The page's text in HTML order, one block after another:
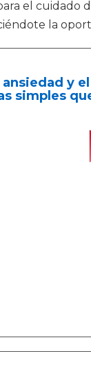
el cuidado
la
ansiedad y
simples